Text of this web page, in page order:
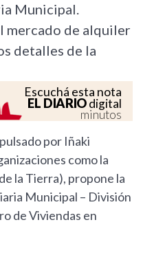
Municipal.
mercado de alquiler
detalles de la
Escuchá esta nota
EL DIARIOdigital
minutos
por Iñaki
como la
la Tierra), propone la
Municipal – División
de Viviendas en